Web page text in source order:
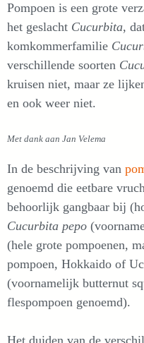
Pompoen is een grote
het geslacht Cucurbita,
komkommerfamilie
verschillende soorten
kruisen niet, maar ze
en ook weer niet.
Met dank aan Jan Velema
In de beschrijving van
genoemd die eetbare
behoorlijk gangbaar bij
Cucurbita pepo
(hele grote pompoenen,
pompoen, Hokkaido of
(voornamelijk butternut
flespompoen genoemd).
Het duiden van de